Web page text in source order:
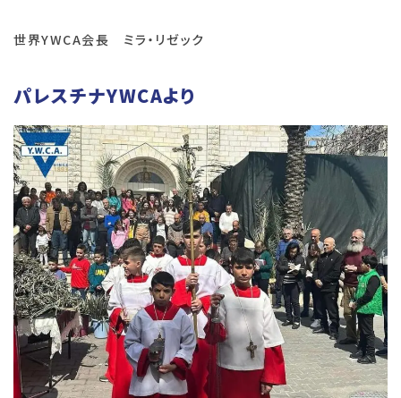
世界YWCA会長 ミラ・リゼック
パレスチナYWCAより